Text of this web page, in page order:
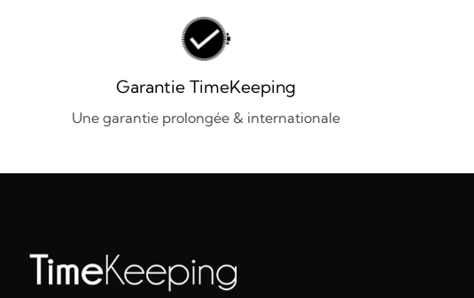
Garantie TimeKeeping
Une garantie prolongée & internationale